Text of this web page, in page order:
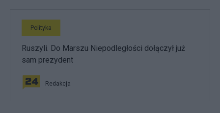
Polityka
Ruszyli. Do Marszu Niepodległości dołączył już
sam prezydent
Redakcja